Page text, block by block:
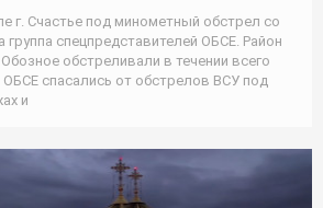
г. Счастье под минометный обстрел со
спецпредставителей ОБСЕ. Район
обстреливали в течении всего
ОБСЕ спасались от обстрелов ВСУ под
и